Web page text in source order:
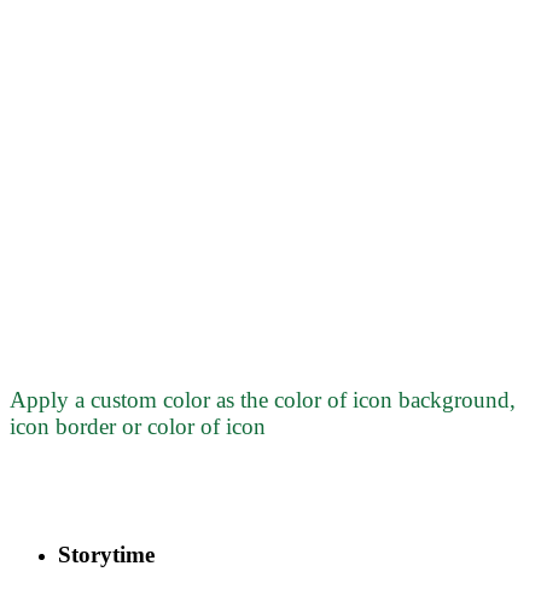
Apply a custom color as the color of icon background,
icon border or color of icon
Storytime